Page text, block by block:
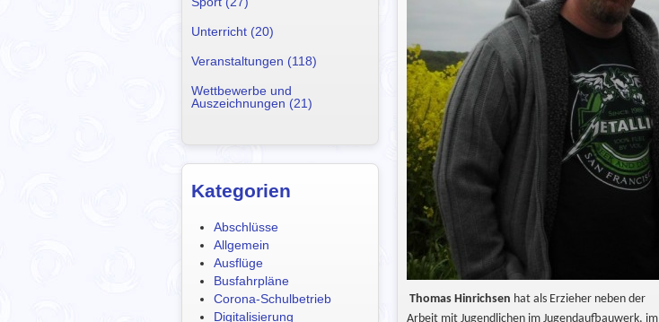
Unterricht (20)
Veranstaltungen (118)
Wettbewerbe und
Auszeichnungen (21)
Kategorien
Abschlüsse
Allgemein
Ausflüge
Busfahrpläne
Corona-Schulbetrieb
Digitalisierung
Thomas Hinrichsen hat als Erzieher neben der
Arbeit mit Jugendlichen im Jugendaufbauwerk, im